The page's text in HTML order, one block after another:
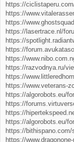
https://
https://
https://
https://lasertrace.nl/
https://
https://
https://
https://razvodnya.ru/
https://
https://www.veterans-
https://algorobots.eu/
https://
https://
https://algorobots.eu/
https://bithispano.com/
https://